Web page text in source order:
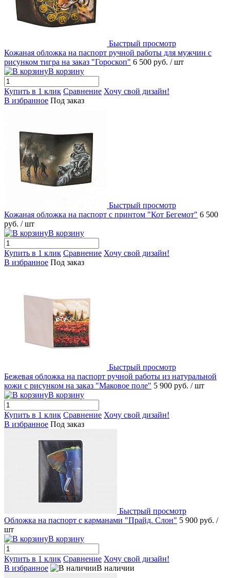
Быстрый просмотр
Кожаная обложка на паспорт ручной работы для мужчин с
рисунком тигра на заказ "Гороскоп" 6 500 руб. / шт
В корзину
Купить в 1 клик Сравнение Хочу свой дизайн!
В избранное Под заказ
Быстрый просмотр
Кожаная обложка на паспорт с принтом "Кот Бегемот" 6 500
руб. / шт
В корзину
Купить в 1 клик Сравнение Хочу свой дизайн!
В избранное Под заказ
Быстрый просмотр
Бежевая обложка на паспорт ручной работы из натуральной
кожи с рисунком на заказ "Маковое поле" 5 900 руб. / шт
В корзину
Купить в 1 клик Сравнение Хочу свой дизайн!
В избранное Под заказ
Быстрый просмотр
Обложка на паспорт с карманами "Прайд. Слон" 5 900 руб. /
шт
В корзину
Купить в 1 клик Сравнение Хочу свой дизайн!
В избранное
В наличии